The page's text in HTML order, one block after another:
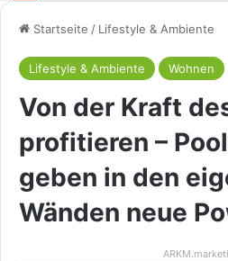
Startseite / Lifestyle & Ambiente
Lifestyle & Ambiente Wohnen
Von der Kraft
profitieren –
geben in den
Wänden neue